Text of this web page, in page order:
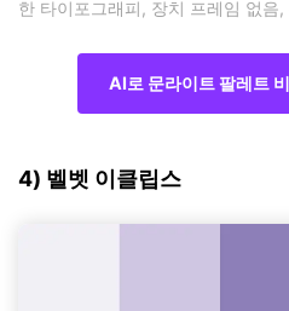
한 타이포그래피, 장치 프레임 없
AI로 문라이트 팔레트
4) 벨벳 이클립스